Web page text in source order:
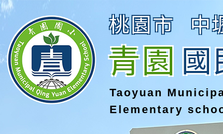
桃園市 中
青園國
Taoyuan
Elementary